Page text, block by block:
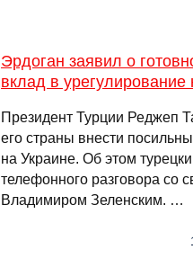
Эрдоган заявил о
вклад в урегулирование
Президент Турции Реджеп
его страны внести
на Украине. Об этом
телефонного разговора со
Владимиром Зеленским. …